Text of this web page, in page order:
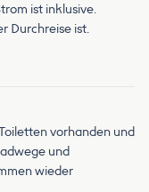
ist inklusive.
Durchreise ist.
vorhanden und
und
wieder